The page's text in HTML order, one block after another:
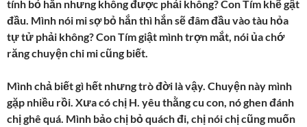
tính bỏ hắn nhưng không được phải không? Con Tím khẽ gật
đầu. Mình nói mi sợ bỏ hắn thì hắn sẽ đâm đầu vào tàu hỏa
tự tử phải không? Con Tím giật mình trợn mắt, nói ủa chớ
răng chuyện chi mi cũng biết.
Mình chả biết gì hết nhưng trò đời là vậy. Chuyện này mình
gặp nhiều rồi. Xưa có chị H. yêu thằng cu con, nó ghen đánh
chị ghê quá. Mình bảo chị bỏ quách đi, chị nói chị cũng muốn